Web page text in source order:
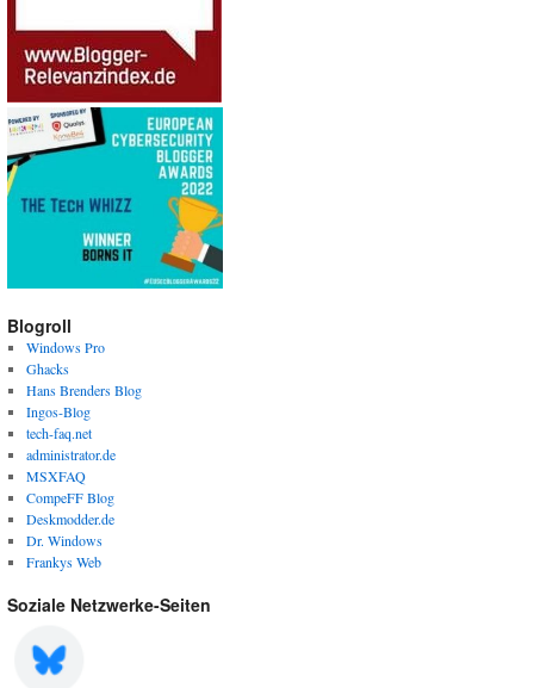
Blogroll
Windows Pro
Ghacks
Hans Brenders Blog
Ingos-Blog
tech-faq.net
administrator.de
MSXFAQ
CompeFF Blog
Deskmodder.de
Dr. Windows
Frankys Web
Soziale Netzwerke-Seiten